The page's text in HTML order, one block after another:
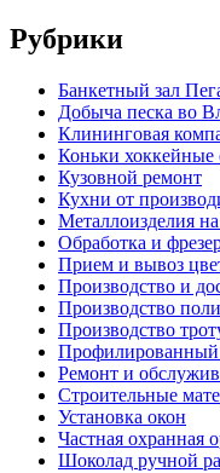
Рубрики
Банкетный зал
Добыча песка во
Клининговая
Коньки хоккейные
Кузовной ремонт
Кухни от
Металлоизделия на
Обработка и
Прием и вывоз
Производство и
Производство
Производство
Профилированный
Ремонт и
Строительные
Установка окон
Частная охранная
Шоколад ручной